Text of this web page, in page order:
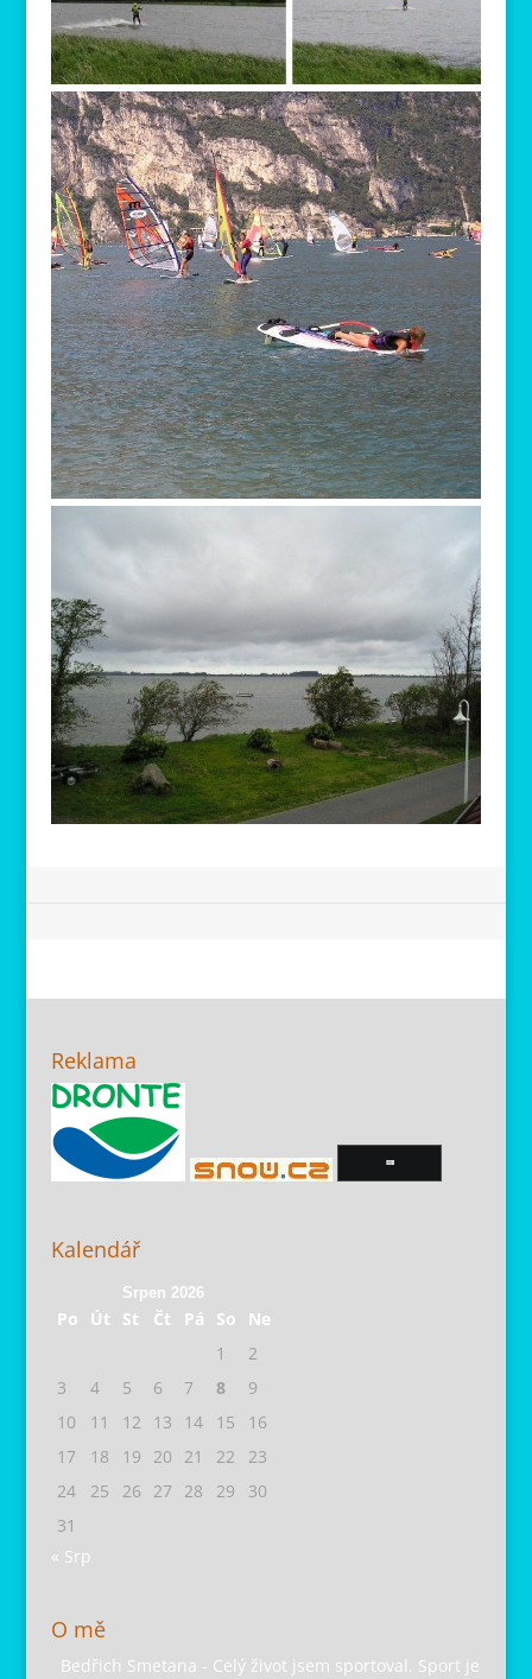
Reklama
Kalendář
Srpen 2026
Po Út St Čt Pá So
Ne
1
2
3
4 5 6 7 8
9
10
11 12 13 14 15
16
17
18 19 20 21 22
23
24
25 26 27 28 29
30
31
« Srp
O mě
Bedřich Smetana - Celý život jsem sportoval. Sport je